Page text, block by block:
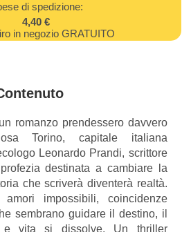
di spedizione:
4,40 €
in negozio GRATUITO
romanzo prendessero davvero
Torino, capitale italiana
Leonardo Prandi, scrittore
destinata a cambiare la
che scriverà diventerà realtà.
impossibili, coincidenze
sembrano guidare il destino, il
e vita si dissolve. Un thriller